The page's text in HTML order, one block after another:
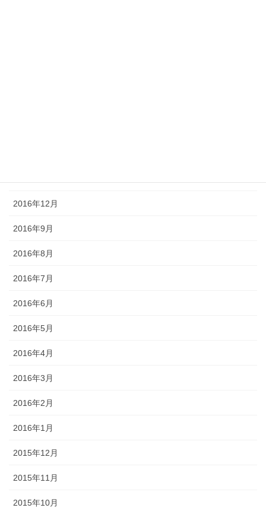
2016年12月
2016年9月
2016年8月
2016年7月
2016年6月
2016年5月
2016年4月
2016年3月
2016年2月
2016年1月
2015年12月
2015年11月
2015年10月